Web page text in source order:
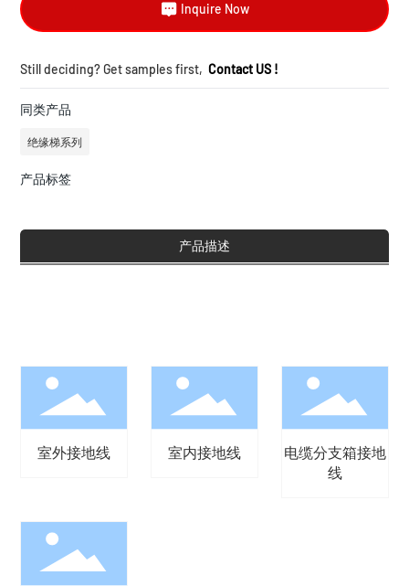
Inquire Now
Still deciding? Get samples first,Contact US !
同类产品
绝缘梯系列
产品标签
产品描述
室外接地线 室内接地线
电缆分支箱接地
线